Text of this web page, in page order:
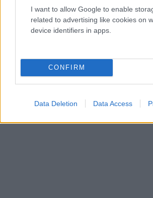
I want to allow Google to enable
related to advertising like cookies on
device identifiers in apps.
CONFIRM
Data Deletion Data Access
διοργανώνουν οι ίδιοι οι φοιτητές,
τους ουσιαστικά σε αυτό τους το